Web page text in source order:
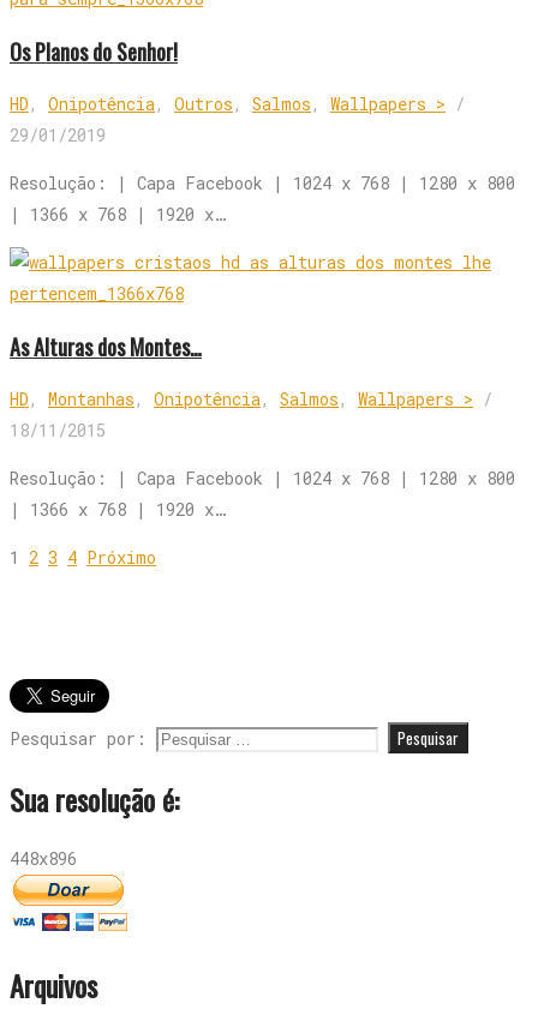
Os Planos do Senhor!
HD , Onipotência, Outros , Salmos , Wallpapers > /
29/01/2019
Resolução: | Capa Facebook | 1024 x 768 | 1280 x 800
| 1366 x 768 | 1920 x…
As Alturas dos Montes…
HD , Montanhas , Onipotência, Salmos , Wallpapers > /
18/11/2015
Resolução: | Capa Facebook | 1024 x 768 | 1280 x 800
| 1366 x 768 | 1920 x…
1 2 3 4 Próximo
Pesquisar por:
Sua resolução é:
448x896
Arquivos